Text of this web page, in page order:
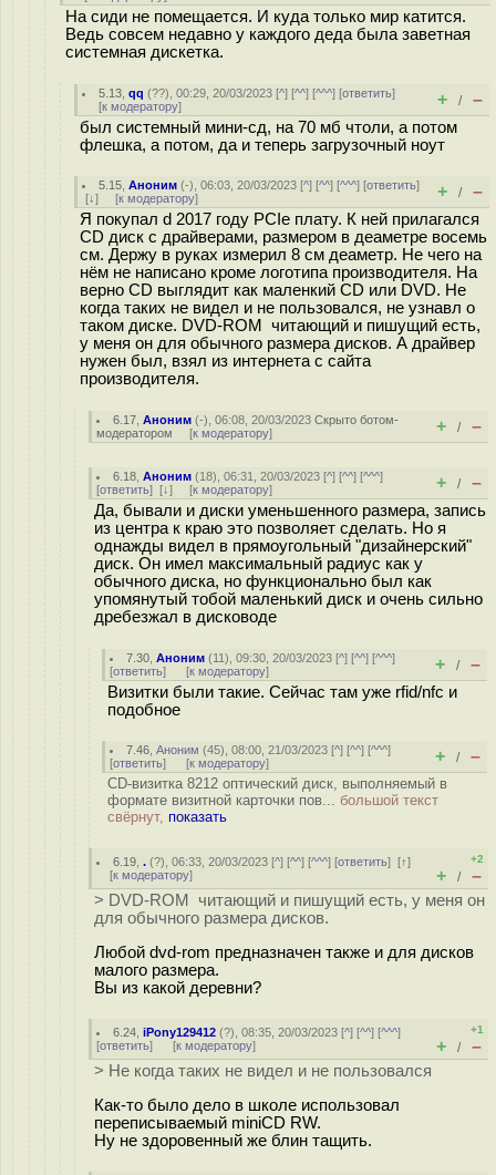
На сиди не помещается. И куда только мир катится.
Ведь совсем недавно у каждого деда была заветная
системная дискетка.
5.13 ,qq (??), 00:29, 20/03/2023 [^] [^^] [^^^] [ответить]
[к модератору] + / –
был системный мини-сд, на 70 мб чтоли, а потом
флешка, а потом, да и теперь загрузочный ноут
5.15 ,Аноним (-), 06:03, 20/03/2023 [^] [^^] [^^^] [ответить]
[↓] [к модератору] + / –
Я покупал d 2017 году РСIe плату. К ней прилагался
CD диск с драйверами, размером в деаметре восемь
см. Держу в руках измерил 8 см деаметр. Не чего на
нём не написано кроме логотипа производителя. На
верно CD выглядит как маленкий CD или DVD. Не
когда таких не видел и не пользовался, не узнавл о
таком диске. DVD-ROM читающий и пишущий есть,
у меня он для обычного размера дисков. А драйвер
нужен был, взял из интернета с сайта
производителя.
6.17 ,Аноним (-), 06:08, 20/03/2023Скрыто ботом-
модератором [к модератору] + / –
6.18 ,Аноним (18), 06:31, 20/03/2023 [^] [^^] [^^^]
[ответить] [↓] [к модератору] + / –
Да, бывали и диски уменьшенного размера, запись
из центра к краю это позволяет сделать. Но я
однажды видел в прямоугольный "дизайнерский"
диск. Он имел максимальный радиус как у
обычного диска, но функционально был как
упомянутый тобой маленький диск и очень сильно
дребезжал в дисководе
7.30 ,Аноним (11), 09:30, 20/03/2023 [^] [^^] [^^^]
[ответить] [к модератору] + / –
Визитки были такие. Сейчас там уже rfid/nfc и
подобное
7.46 ,Аноним (45), 08:00, 21/03/2023 [^] [^^] [^^^]
[ответить] [к модератору] + / –
CD-визитка 8212 оптический диск, выполняемый в
формате визитной карточки пов... большой текст
свёрнут, показать
6.19 ,. (?), 06:33, 20/03/2023 [^] [^^] [^^^] [ответить][↑]
[к модератору]
+2
+ / –
> DVD-ROM читающий и пишущий есть, у меня он
для обычного размера дисков.
Любой dvd-rom предназначен также и для дисков
малого размера.
Вы из какой деревни?
6.24 ,iPony129412 (?), 08:35, 20/03/2023 [^] [^^] [^^^]
[ответить] [к модератору]
+1
+ / –
> Не когда таких не видел и не пользовался
Как-то было дело в школе использовал
переписываемый miniCD RW.
Ну не здоровенный же блин тащить.